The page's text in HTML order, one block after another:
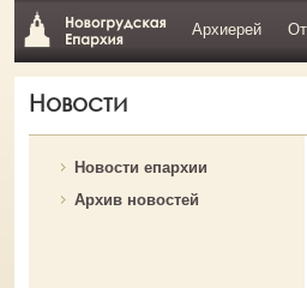
Архиерей
Новости
Новости епархии
Архив новостей